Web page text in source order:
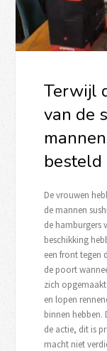
Terwijl
van de
besteld
De vrouwen
de mannen
de hamburgers
beschikking
een front tegen
de poort
zich
en lopen
binnen hebben.
de actie, dit is
macht niet